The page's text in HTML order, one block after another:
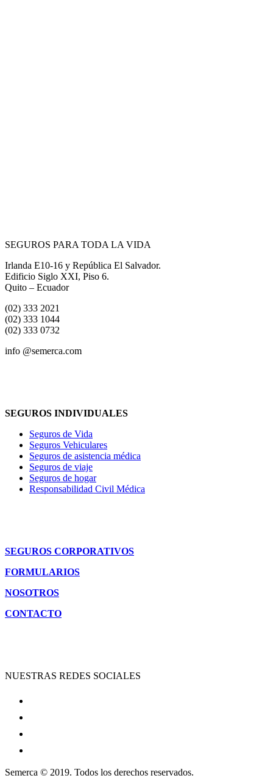
SEGUROS PARA TODA LA VIDA
Irlanda E10-16 y República El Salvador.
Edificio Siglo XXI, Piso 6.
Quito – Ecuador
(02) 333 2021
(02) 333 1044
(02) 333 0732
info @semerca.com
SEGUROS INDIVIDUALES
Seguros de Vida
Seguros Vehiculares
Seguros de asistencia médica
Seguros de viaje
Seguros de hogar
Responsabilidad Civil Médica
SEGUROS CORPORATIVOS
FORMULARIOS
NOSOTROS
CONTACTO
NUESTRAS REDES SOCIALES
Semerca © 2019. Todos los derechos reservados.